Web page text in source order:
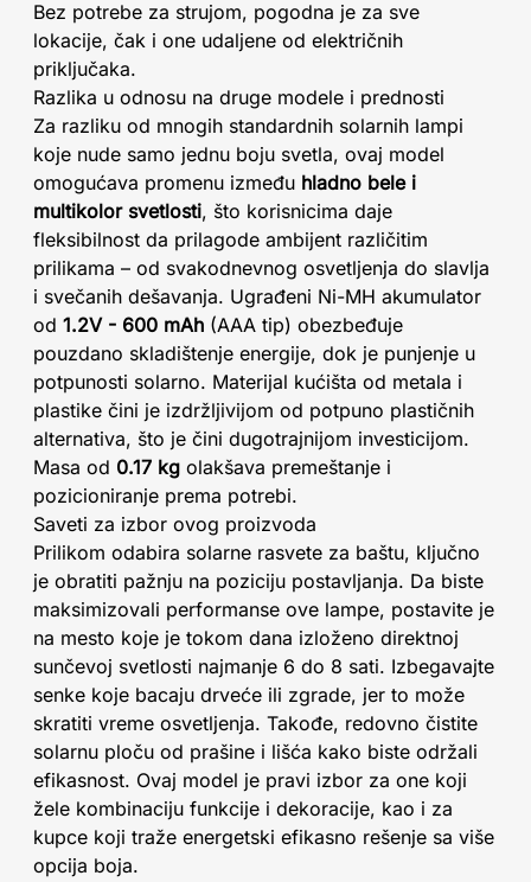
Bez potrebe za strujom, pogodna je za sve
lokacije, čak i one udaljene od električnih
priključaka.
Razlika u odnosu na druge modele i prednosti
Za razliku od mnogih standardnih solarnih lampi
koje nude samo jednu boju svetla, ovaj model
omogućava promenu između hladno bele i
multikolor svetlosti, što korisnicima daje
fleksibilnost da prilagode ambijent različitim
prilikama – od svakodnevnog osvetljenja do slavlja
i svečanih dešavanja. Ugrađeni Ni-MH akumulator
od 1.2V - 600 mAh (AAA tip) obezbeđuje
pouzdano skladištenje energije, dok je punjenje u
potpunosti solarno. Materijal kućišta od metala i
plastike čini je izdržljivijom od potpuno plastičnih
alternativa, što je čini dugotrajnijom investicijom.
Masa od 0.17 kg olakšava premeštanje i
pozicioniranje prema potrebi.
Saveti za izbor ovog proizvoda
Prilikom odabira solarne rasvete za baštu, ključno
je obratiti pažnju na poziciju postavljanja. Da biste
maksimizovali performanse ove lampe, postavite je
na mesto koje je tokom dana izloženo direktnoj
sunčevoj svetlosti najmanje 6 do 8 sati. Izbegavajte
senke koje bacaju drveće ili zgrade, jer to može
skratiti vreme osvetljenja. Takođe, redovno čistite
solarnu ploču od prašine i lišća kako biste održali
efikasnost. Ovaj model je pravi izbor za one koji
žele kombinaciju funkcije i dekoracije, kao i za
kupce koji traže energetski efikasno rešenje sa više
opcija boja.